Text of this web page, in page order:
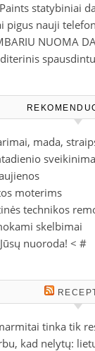
statybiniai
pigus nauji
NUOMA
mada,
moterims
technikos
skelbimai
Jūsų nuoroda! < #
tinka tik
kad nelytų: